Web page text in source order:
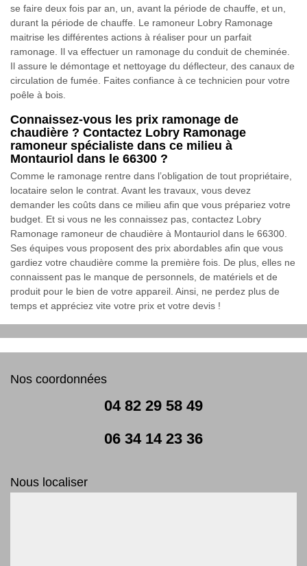
se faire deux fois par an, un, avant la période de chauffe, et un,
durant la période de chauffe. Le ramoneur Lobry Ramonage
maitrise les différentes actions à réaliser pour un parfait
ramonage. Il va effectuer un ramonage du conduit de cheminée.
Il assure le démontage et nettoyage du déflecteur, des canaux de
circulation de fumée. Faites confiance à ce technicien pour votre
poêle à bois.
Connaissez-vous les prix ramonage de
chaudière ? Contactez Lobry Ramonage
ramoneur spécialiste dans ce milieu à
Montauriol dans le 66300 ?
Comme le ramonage rentre dans l’obligation de tout propriétaire,
locataire selon le contrat. Avant les travaux, vous devez
demander les coûts dans ce milieu afin que vous prépariez votre
budget. Et si vous ne les connaissez pas, contactez Lobry
Ramonage ramoneur de chaudière à Montauriol dans le 66300.
Ses équipes vous proposent des prix abordables afin que vous
gardiez votre chaudière comme la première fois. De plus, elles ne
connaissent pas le manque de personnels, de matériels et de
produit pour le bien de votre appareil. Ainsi, ne perdez plus de
temps et appréciez vite votre prix et votre devis !
Nos coordonnées
04 82 29 58 49
06 34 14 23 36
Nous localiser